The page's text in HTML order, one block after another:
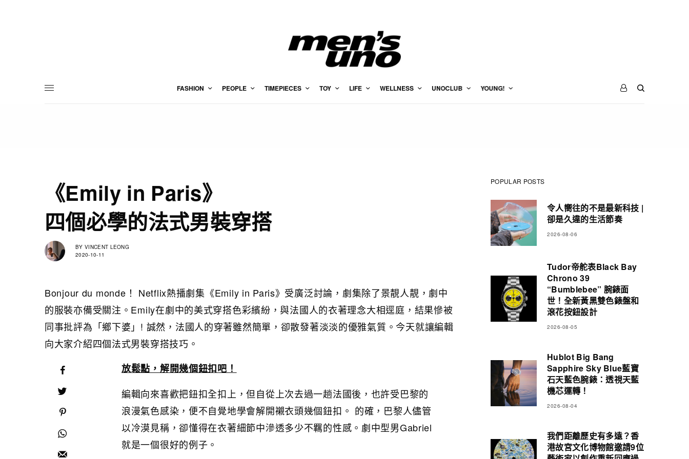
FASHION PEOPLE TIMEPIECES TOY LIFE WELLNESS UNOCLUB YOUNG!
《Emily in Paris》
四個必學的法式男裝穿搭
BY VINCENT LEONG
2020-10-11
Bonjour du monde！ Netflix熱播劇集《Emily in Paris》受廣泛討論，劇集除了景靚人靚，劇中
的服裝亦備受關注。Emily在劇中的美式穿搭色彩繽紛，與法國人的衣著理念大相逕庭，結果慘被
同事批評為「鄉下婆」! 誠然，法國人的穿著雖然簡單，卻散發著淡淡的優雅氣質。今天就讓編輯
向大家介紹四個法式男裝穿搭技巧。
放鬆點，解開幾個鈕扣吧！
編輯向來喜歡把鈕扣全扣上，但自從上次去過一趟法國後，也許受巴黎的
浪漫氣色感染，便不自覺地學會解開襯衣頭幾個鈕扣。 的確，巴黎人儘管
以冷漠見稱，卻懂得在衣著細節中滲透多少不羈的性感。劇中型男Gabriel
就是一個很好的例子。
POPULAR POSTS
令人嚮往的不是最新科技 |
卻是久違的生活節奏
2026-08-06
Tudor帝舵表Black Bay
Chrono 39
“Bumblebee” 腕錶面
世！全新黃黑雙色錶盤和
滾花按鈕設計
2026-08-05
Hublot Big Bang
Sapphire Sky Blue藍寶
石天藍色腕錶：透視天藍
機芯運轉！
2026-08-04
我們距離歷史有多遠？香
港故宮文化博物館邀請9位